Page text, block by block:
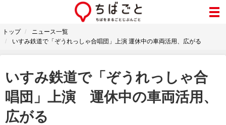
トップ
ニュース一覧
いすみ鉄道で「ぞうれっしゃ合唱団」上演 運休中の車両活用、広がる
いすみ鉄道で「ぞうれっしゃ合
唱団」上演 運休中の車両活用、
広がる